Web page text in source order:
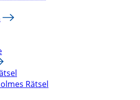
Rätsel